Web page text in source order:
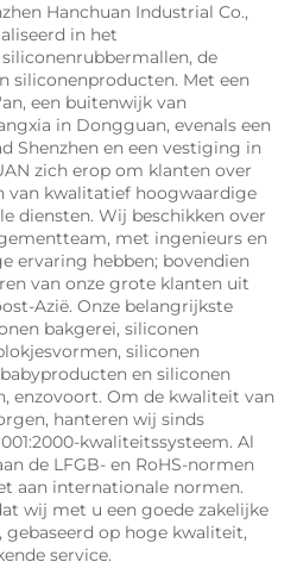
Hanchuan Industrial Co.,
in het
de
siliconenproducten. Met een
een buitenwijk van
in Dongguan, evenals een
Shenzhen en een vestiging in
zich erop om klanten over
van kwalitatief hoogwaardige
diensten. Wij beschikken over
met ingenieurs en
ervaring hebben; bovendien
van onze grote klanten uit
Azië. Onze belangrijkste
bakgerei, siliconen
siliconen
en siliconen
enzovoort. Om de kwaliteit van
hanteren wij sinds
kwaliteitssysteem. Al
de LFGB- en RoHS-normen
aan internationale normen.
wij met u een goede zakelijke
op hoge kwaliteit,
service.